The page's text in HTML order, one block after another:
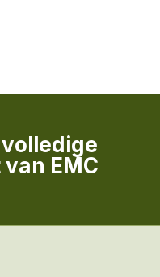
EMC